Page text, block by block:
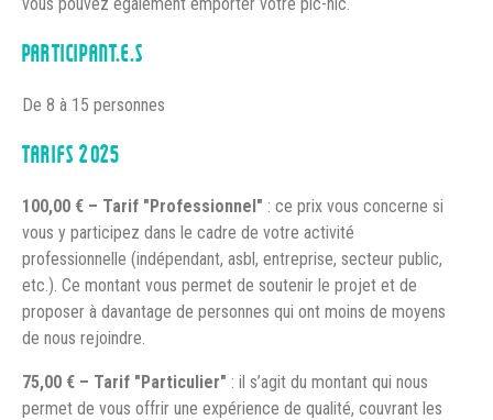
PARTICIPANT.E.S
De 8 à 15 personnes
TARIFS 2025
100,00 € – Tarif "Professionnel" : ce prix vous concerne si
vous y participez dans le cadre de votre activité
professionnelle (indépendant, asbl, entreprise, secteur public,
etc.). Ce montant vous permet de soutenir le projet et de
proposer à davantage de personnes qui ont moins de moyens
de nous rejoindre.
75,00 € – Tarif "Particulier" : il s’agit du montant qui nous
permet de vous offrir une expérience de qualité, couvrant les